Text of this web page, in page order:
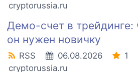
cryptorussia.ru
Демо-счет в трейдинге:
он нужен новичку
RSS 06.08.2026 1
cryptorussia.ru